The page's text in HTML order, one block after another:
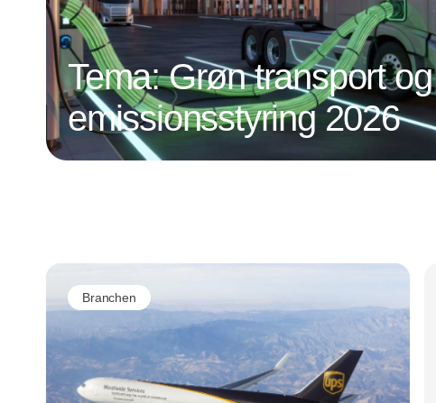
for at kunne forbedre deres flow og gøre
kunderne tilfredse.
Tema: Grøn transport og
emissionsstyring 2026
Branchen